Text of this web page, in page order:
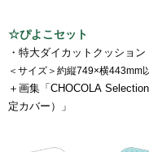
☆ぴよこセット
・特大ダイカットクッション
＜サイズ＞約縦749×横443mm
＋画集「CHOCOLA
定カバー）」